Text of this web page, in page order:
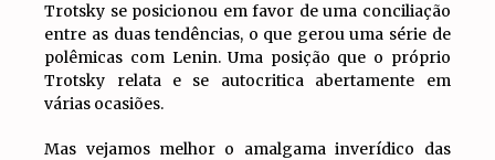
Trotsky se posicionou em favor de uma conciliação
entre as duas tendências, o que gerou uma série de
polêmicas com Lenin. Uma posição que o próprio
Trotsky relata e se autocritica abertamente em
várias ocasiões.
Mas vejamos melhor o amalgama inverídico das